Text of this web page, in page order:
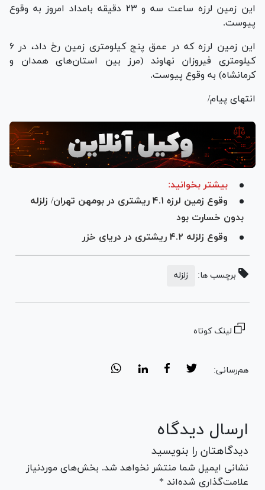
این زمین لرزه ساعت سه و ۲۳ دقیقه بامداد امروز به وقوع
پیوست.
این زمین لرزه که در عمق پنج کیلومتری زمین رخ داد، در ۶
کیلومتری فیروزان نهاوند (مرز بین استان‌های همدان و
کرمانشاه) به وقوع پیوست.
انتهای پیام/
بیشتر بخوانید:
وقوع زمین لرزه ۴.۱ ریشتری در بومهن تهران/ زلزله
بدون خسارت بود
وقوع زلزله ۴.۲ ریشتری در دریای خزر
برچسب ها: زلزله
لینک کوتاه
هم‌رسانی:
ارسال دیدگاه
دیدگاهتان را بنویسید
نشانی ایمیل شما منتشر نخواهد شد. بخش‌های موردنیاز
علامت‌گذاری شده‌اند *